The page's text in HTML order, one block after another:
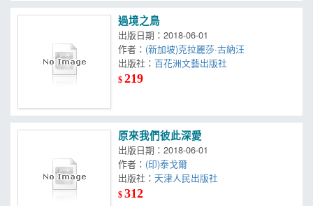
過境之鳥
出版日期：2018-06-01
作者： (新加坡)克拉麗莎·古納汪
出版社：百花洲文藝出版社
$219
原來我們彼此深愛
出版日期：2018-06-01
作者： (印)泰戈爾
出版社：天津人民出版社
$312